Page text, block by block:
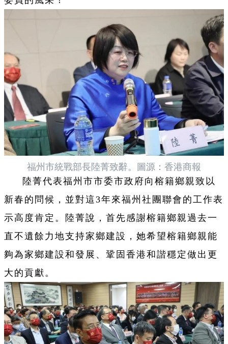
福州市統戰部長陸菁致辭。圖源：香港商報
陸菁代表福州市市委市政府向榕籍鄉親致以
新春的問候，並對這3年來福州社團聯會的工作表
示高度肯定。陸菁說，首先感謝榕籍鄉親過去一
直不遺餘力地支持家鄉建設，她希望榕籍鄉親能
夠為家鄉建設和發展、鞏固香港和諧穩定做出更
大的貢獻。